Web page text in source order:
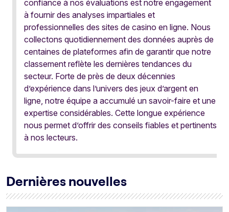
confiance à nos évaluations est notre engagement
à fournir des analyses impartiales et
professionnelles des sites de casino en ligne. Nous
collectons quotidiennement des données auprès de
centaines de plateformes afin de garantir que notre
classement reflète les dernières tendances du
secteur. Forte de près de deux décennies
d’expérience dans l’univers des jeux d’argent en
ligne, notre équipe a accumulé un savoir-faire et une
expertise considérables. Cette longue expérience
nous permet d’offrir des conseils fiables et pertinents
à nos lecteurs.
Dernières nouvelles